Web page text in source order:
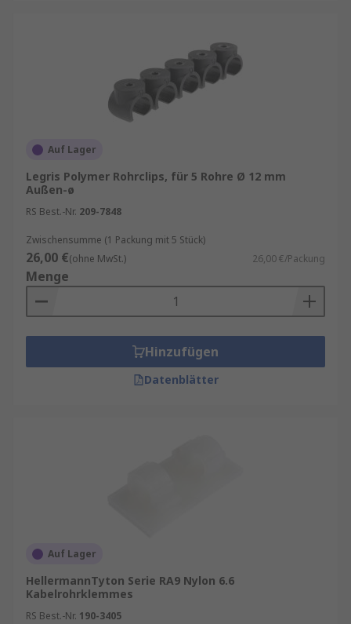
Auf Lager
Legris Polymer Rohrclips, für 5 Rohre Ø 12 mm
Außen-ø
RS Best.-Nr. 209-7848
Zwischensumme (1 Packung mit 5 Stück)
26,00 €(ohne MwSt.) 26,00 €/Packung
Menge
Hinzufügen
Datenblätter
Auf Lager
HellermannTyton Serie RA9 Nylon 6.6
Kabelrohrklemmes
RS Best.-Nr. 190-3405